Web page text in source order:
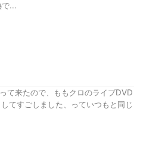
...
て来たので、ももクロのライブDVD
てすごしました、っていつもと同じ